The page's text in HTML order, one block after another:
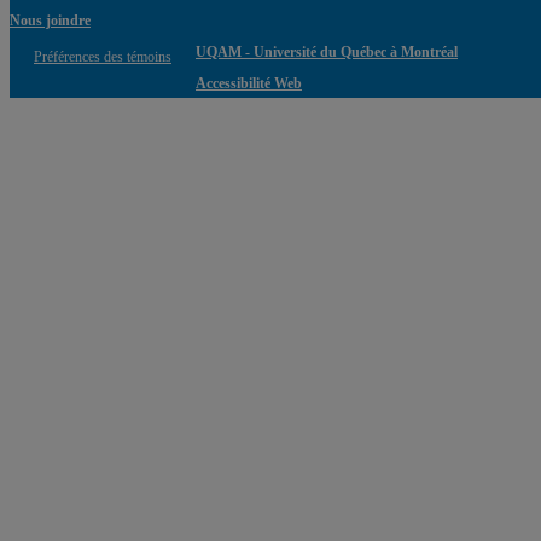
Nous joindre
Préférences des témoins
UQAM - Université du Québec à Montréal
Accessibilité Web